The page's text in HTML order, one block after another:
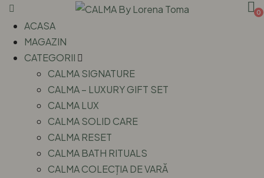
0
ACASA
MAGAZIN
CATEGORII
CALMA SIGNATURE
CALMA – LUXURY GIFT SET
CALMA LUX
CALMA SOLID CARE
CALMA RESET
CALMA BATH RITUALS
CALMA COLECȚIA DE VARĂ